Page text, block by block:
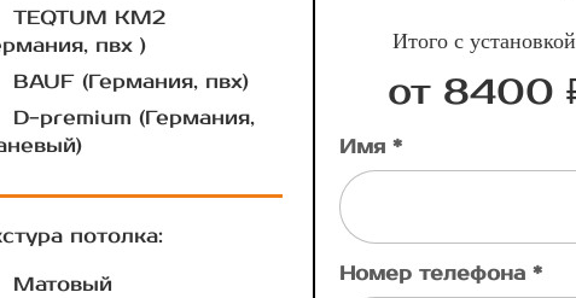
TEQTUM КМ2
пвх )
BAUF (Германия, пвх)
D-premium (Германия,
потолка:
Матовый
Итого с
от 8400
Имя *
Номер телефона *